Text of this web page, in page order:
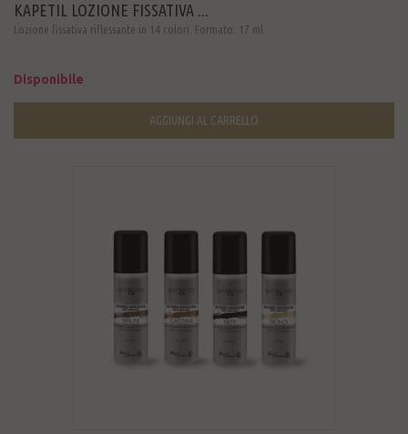
KAPETIL LOZIONE FISSATIVA ...
Lozione fissativa riflessante in 14 colori. Formato: 17 ml
Disponibile
AGGIUNGI AL CARRELLO